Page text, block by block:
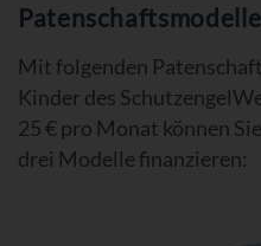
Patenschaftsmodelle
Mit folgenden
Kinder des
25 € pro Monat können
drei Modelle finanzieren: